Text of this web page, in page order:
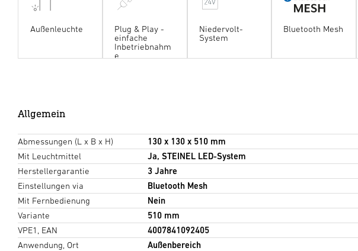
Außenleuchte
Plug & Play -
einfache
Inbetriebnahm
e
Niedervolt-
System
Bluetooth Mesh
Allgemein
Abmessungen (L x B x H)
130 x 130 x 510 mm
Mit Leuchtmittel
Ja, STEINEL LED-System
Herstellergarantie
3 Jahre
Einstellungen via
Bluetooth Mesh
Mit Fernbedienung
Nein
Variante
510 mm
VPE1, EAN
4007841092405
Anwendung, Ort
Außenbereich